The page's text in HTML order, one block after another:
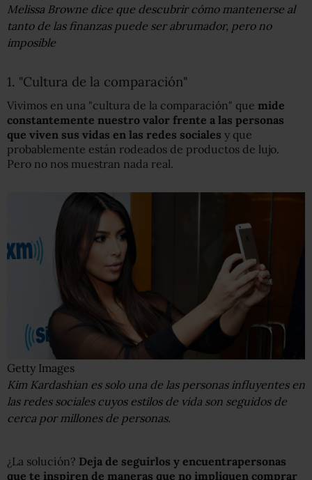
Melissa Browne dice que descubrir cómo mantenerse al
tanto de las finanzas puede ser abrumador, pero no
imposible
1. "Cultura de la comparación"
Vivimos en una "cultura de la comparación" que mide
constantemente nuestro valor frente a las personas
que viven sus vidas en las redes sociales y que
probablemente están rodeados de productos de lujo.
Pero no nos muestran nada real.
Getty Images
Kim Kardashian es solo una de las personas influyentes en
las redes sociales cuyos estilos de vida son seguidos de
cerca por millones de personas.
¿La solución? Deja de seguirlos y encuentrapersonas
que te inspiren de maneras que no impliquen comprar